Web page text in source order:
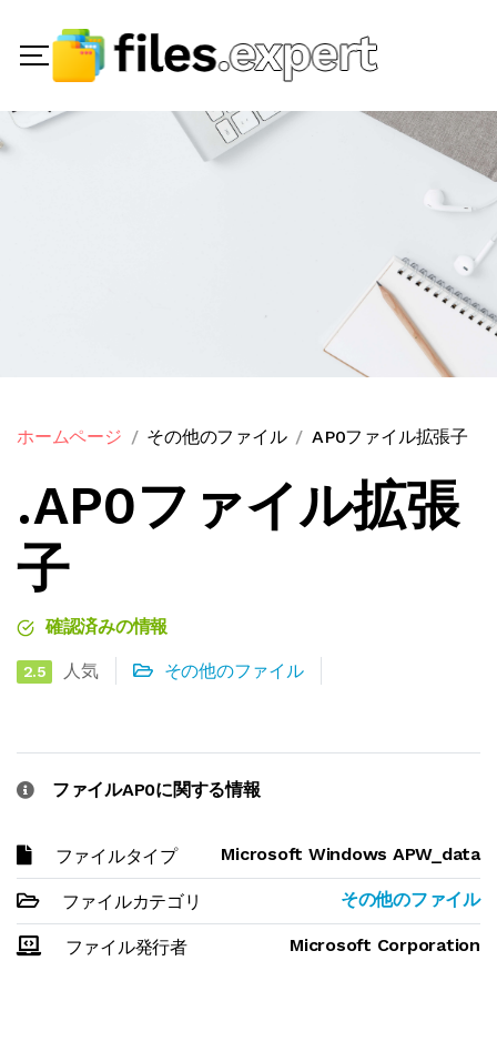
ホームページ その他のファイル AP0ファイル拡張子
.AP0ファイル拡張
子
確認済みの情報
2.5 人気 その他のファイル
ファイルAP0に関する情報
ファイルタイプ Microsoft Windows APW_data
ファイルカテゴリ その他のファイル
ファイル発行者 Microsoft Corporation